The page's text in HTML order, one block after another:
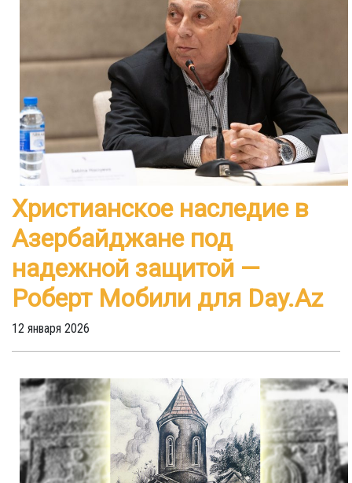
Христианское наследие в
Азербайджане под
надежной защитой —
Роберт Мобили для Day.Az
12 января 2026